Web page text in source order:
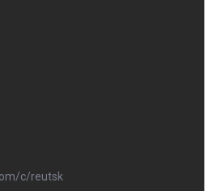
c/reutsk